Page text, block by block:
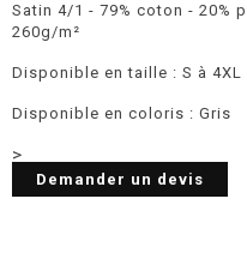
Satin 4/1 - 79% coton - 20%
260g/m²
Disponible en taille : S à 4XL
Disponible en coloris : Gris
>
Demander un devis